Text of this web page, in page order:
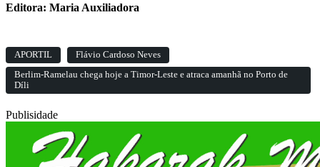
Editora: Maria Auxiliadora
APORTIL
Flávio Cardoso Neves
Berlim-Ramelau chega hoje a Timor-Leste e atraca amanhã no Porto de
Díli
Publisidade